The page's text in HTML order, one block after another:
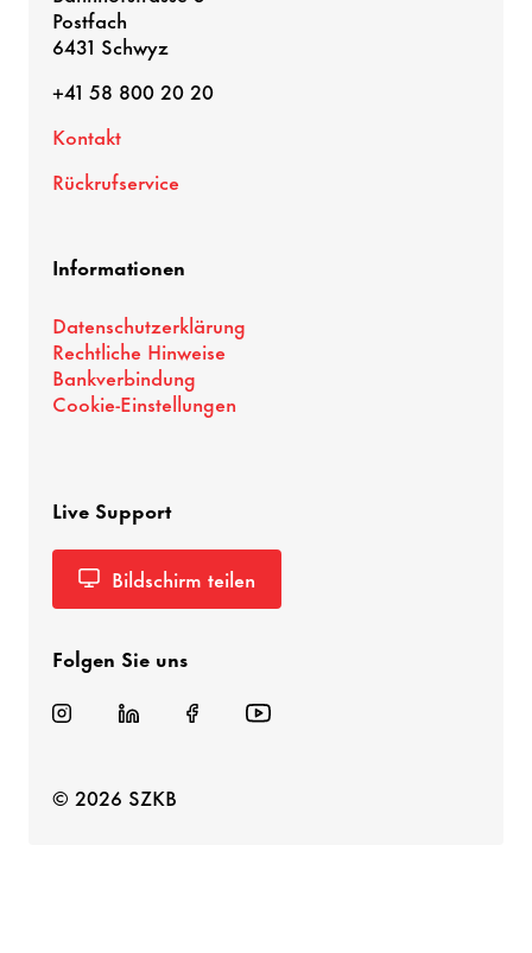
Postfach
6431 Schwyz
+41 58 800 20 20
Kontakt
Rückrufservice
Informationen
Datenschutzerklärung
Rechtliche Hinweise
Bankverbindung
Cookie-Einstellungen
Live Support
Bildschirm teilen
Folgen Sie uns
© 2026 SZKB